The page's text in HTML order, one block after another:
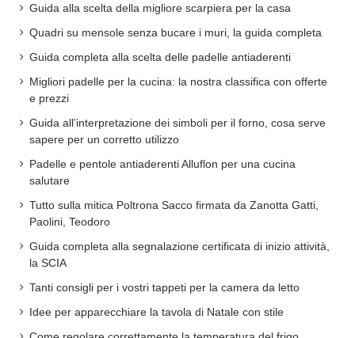
Guida alla scelta della migliore scarpiera per la casa
Quadri su mensole senza bucare i muri, la guida completa
Guida completa alla scelta delle padelle antiaderenti
Migliori padelle per la cucina: la nostra classifica con offerte
e prezzi
Guida all’interpretazione dei simboli per il forno, cosa serve
sapere per un corretto utilizzo
Padelle e pentole antiaderenti Alluflon per una cucina
salutare
Tutto sulla mitica Poltrona Sacco firmata da Zanotta Gatti,
Paolini, Teodoro
Guida completa alla segnalazione certificata di inizio attività,
la SCIA
Tanti consigli per i vostri tappeti per la camera da letto
Idee per apparecchiare la tavola di Natale con stile